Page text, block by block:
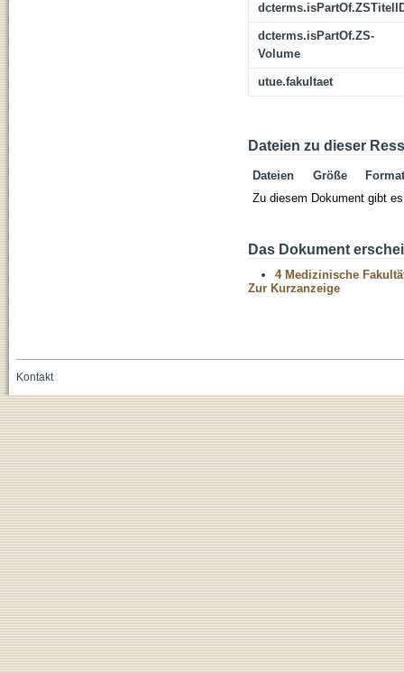
dcterms.isPartOf.ZS-
Volume
utue.fakultaet
Dateien zu dieser
Dateien Größe
Format
Zu diesem Dokument gibt
Das Dokument
4 Medizinische
Zur Kurzanzeige
Kontakt